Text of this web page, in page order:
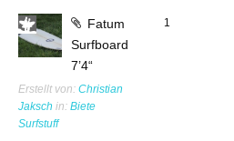
Fatum
Surfboard
7’4“
Erstellt von: Christian
Jaksch in: Biete
Surfstuff
1